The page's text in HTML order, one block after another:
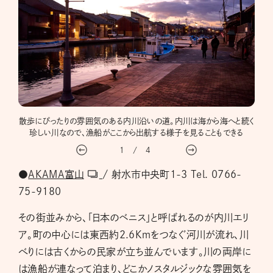
散歩にぴったりの雰囲気のある内川沿いの道。内川は海から海へと続く
珍しい川なので、漁船がここから出航する様子を見ることもできる
1 / 4
●AKAMA富山
/ 射水市中央町1-3 Tel. 0766-
75-9180
その街並みから、「日本のベニス」と呼ばれるのが内川エリ
ア。町の中心には東西約2.6Kｍをつなぐ河川が流れ、川
べりには古くからの民家が立ち並んでいます。川の両岸に
は漁船が連なって泊まり、どこかノスタルジックな雰囲気を